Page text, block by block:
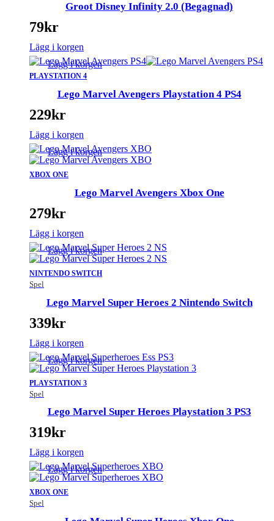
Groot Disney Infinity 2.0 (Begagnad)
79kr
Lägg i korgen
PLAYSTATION 4
Lägg i korgen
Lego Marvel Avengers Playstation 4 PS4
229kr
Lägg i korgen
XBOX ONE
Lägg i korgen
Lego Marvel Avengers Xbox One
279kr
Lägg i korgen
NINTENDO SWITCH
Spel
Lägg i korgen
Lego Marvel Super Heroes 2 Nintendo Switch
339kr
Lägg i korgen
PLAYSTATION 3
Spel
Lägg i korgen
Lego Marvel Super Heroes Playstation 3 PS3
319kr
Lägg i korgen
XBOX ONE
Spel
Lägg i korgen